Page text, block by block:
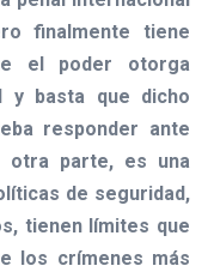
finalmente tiene
el poder otorga
y basta que dicho
responder ante
otra parte, es una
de seguridad,
tienen límites que
los crímenes más